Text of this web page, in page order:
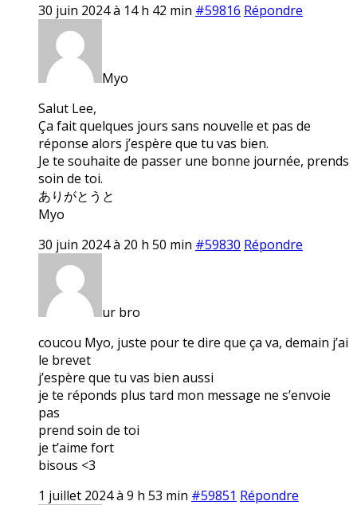
30 juin 2024 à 14 h 42 min #59816 Répondre
Myo
Salut Lee,
Ça fait quelques jours sans nouvelle et pas de
réponse alors j’espère que tu vas bien.
Je te souhaite de passer une bonne journée, prends
soin de toi.
ありがとうと
Myo
30 juin 2024 à 20 h 50 min #59830 Répondre
ur bro
coucou Myo, juste pour te dire que ça va, demain j’ai
le brevet
j’espère que tu vas bien aussi
je te réponds plus tard mon message ne s’envoie
pas
prend soin de toi
je t’aime fort
bisous <3
1 juillet 2024 à 9 h 53 min #59851 Répondre